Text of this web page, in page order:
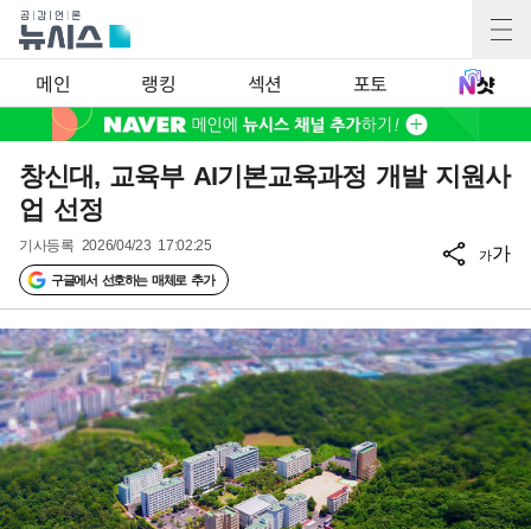
메인 랭킹 섹션 포토
창신대, 교육부 AI기본교육과정 개발 지원사
업 선정
기사등록 2026/04/23 17:02:25
구글에서 선호하는 매체로 추가
가가